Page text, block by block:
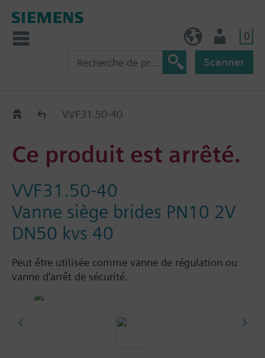
0
Scanner
Old2NewVVF31.50-40
Ce produit est arrêté.
VVF31.50-40
Vanne siège brides PN10 2V
DN50 kvs 40
Peut être utilisée comme vanne de régulation ou
vanne d'arrêt de sécurité.